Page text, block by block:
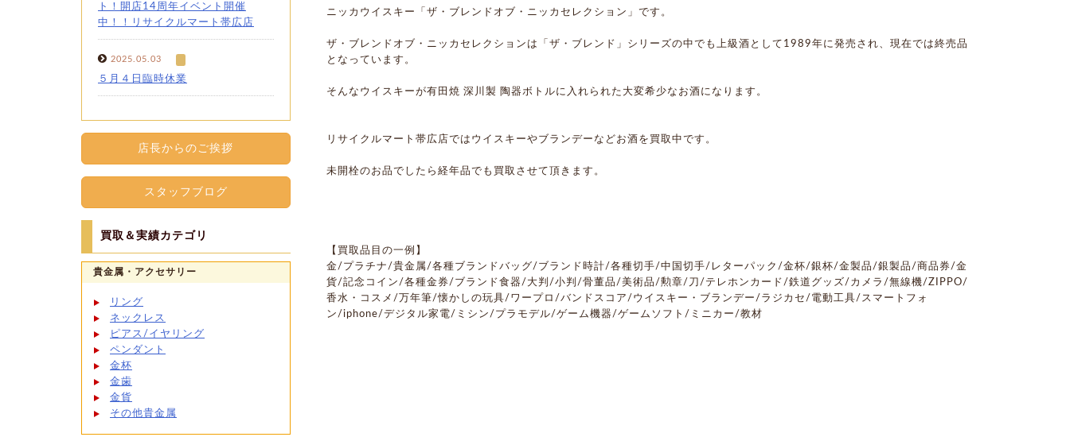
ニッカウイスキー「ザ・ブレンドオブ・ニッカセレクション」です。
ザ・ブレンドオブ・ニッカセレクションは「ザ・ブレンド」シリーズの中でも上級酒として1989年に発売され、現在では終売品
となっています。
そんなウイスキーが有田焼 深川製 陶器ボトルに入れられた大変希少なお酒になります。
リサイクルマート帯広店ではウイスキーやブランデーなどお酒を買取中です。
未開栓のお品でしたら経年品でも買取させて頂きます。
【買取品目の一例】
金/プラチナ/貴金属/各種ブランドバッグ/ブランド時計/各種切手/中国切手/レターパック/金杯/銀杯/金製品/銀製品/商品券/金
貨/記念コイン/各種金券/ブランド食器/大判/小判/骨董品/美術品/勲章/刀/テレホンカード/鉄道グッズ/カメラ/無線機/ZIPPO/
香水・コスメ/万年筆/懐かしの玩具/ワープロ/バンドスコア/ウイスキー・ブランデー/ラジカセ/電動工具/スマートフォ
ン/iphone/デジタル家電/ミシン/プラモデル/ゲーム機器/ゲームソフト/ミニカー/教材
ト！開店14周年イベント開催
中！！リサイクルマート帯広店
2025.05.03
５月４日臨時休業
店長からのご挨拶
スタッフブログ
買取＆実績カテゴリ
貴金属・アクセサリー
リング
ネックレス
ピアス/イヤリング
ペンダント
金杯
金歯
金貨
その他貴金属